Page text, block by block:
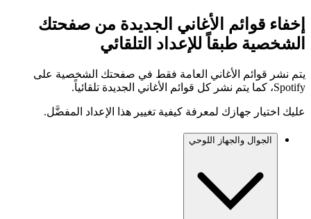
إخفاء قوائم الأغاني الجديدة من صفحتك
الشخصية طبقاً للإعداد التلقائي
يتم نشر قوائم الأغاني العامة فقط في صفحتك الشخصية على
Spotify، كما يتم نشر كل قوائم الأغاني الجديدة تلقائياً.
عليك اختيار جهازك لمعرفة كيفية تغيير هذا الإعداد المفضَّل.
الجوال والجهاز اللوحي